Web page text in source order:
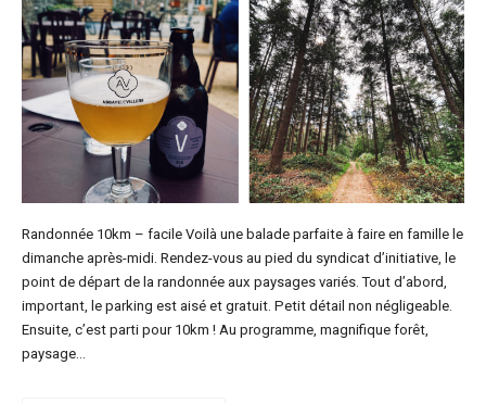
Randonnée 10km – facile Voilà une balade parfaite à faire en famille le
dimanche après-midi. Rendez-vous au pied du syndicat d’initiative, le
point de départ de la randonnée aux paysages variés. Tout d’abord,
important, le parking est aisé et gratuit. Petit détail non négligeable.
Ensuite, c’est parti pour 10km ! Au programme, magnifique forêt,
paysage…